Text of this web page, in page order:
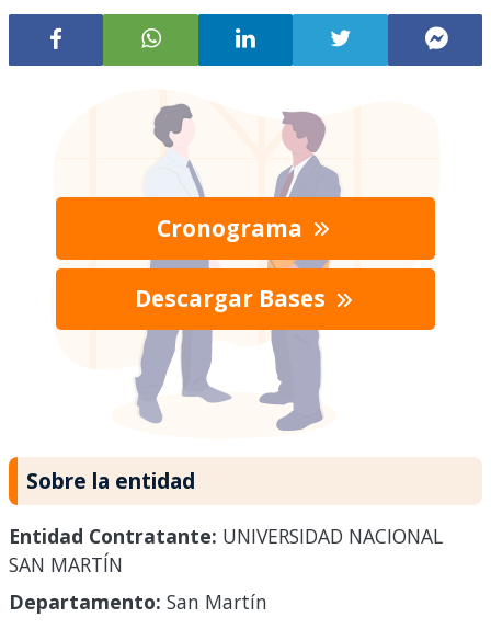
Cronograma
Descargar Bases
Sobre la entidad
Entidad Contratante: UNIVERSIDAD NACIONAL
SAN MARTÍN
Departamento: San Martín